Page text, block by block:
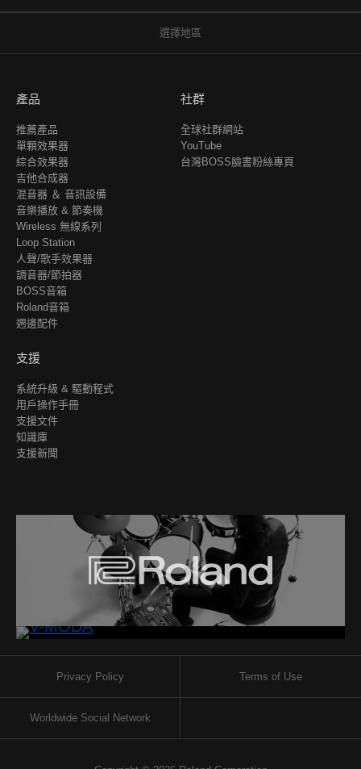
選擇地區
產品
推薦產品
單顆效果器
綜合效果器
吉他合成器
混音器 ＆ 音訊設備
音樂播放 & 節奏機
Wireless 無線系列
Loop Station
人聲/歌手效果器
調音器/節拍器
BOSS音箱
Roland音箱
週邊配件
社群
全球社群網站
YouTube
台灣BOSS臉書粉絲專頁
支援
系統升級 & 驅動程式
用戶操作手冊
支援文件
知識庫
支援新聞
Privacy Policy Terms of Use
Worldwide Social Network